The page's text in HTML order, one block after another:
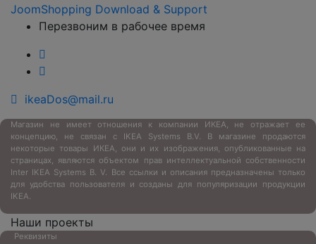
JoomShopping Download & Support
Перезвоним в рабочее время
ikeaDos@mail.ru
Магазин не имеет отношения к компании ИКЕА, не отражает ее
концепцию, не связан с IKEA Systems B.V. В магазине продаются
некоторые товары ИКЕА, они и их изображения, опубликованные на
страницах, являются объектом прав интеллектуальной собственности
Inter IKEA Systems B. V. Все ссылки и описания предназначены только
для удобства пользователя и созданы для популяризации продукции
IKEA.
Наши проекты
Реквизиты